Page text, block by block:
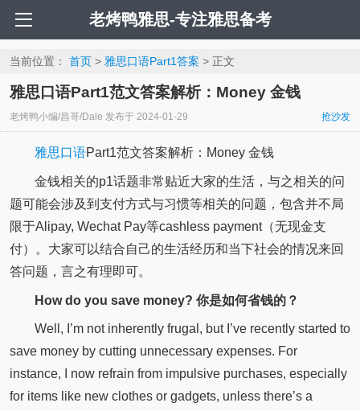
老烤鸭雅思-专注雅思备考
当前位置： 首页> 雅思口语Part1答案 > 正文
雅思口语Part1范文答案解析：Money 金钱
老烤鸭小编/昌哥/Dale 发布于 2024-01-29 抢沙发
雅思口语Part1范文答案解析：Money 金钱
金钱相关的p1话题非常贴近大家的生活，与之相关的问
题可能会涉及到支付方式与习惯等相关的问题，包含并不局
限于Alipay, Wechat Pay等cashless payment（无现金支
付）。大家可以结合自己的生活经历和当下社会的情况来回
答问题，言之有理即可。
How do you save money? 你是如何省钱的？
Well, I’m not inherently frugal, but I’ve recently started to
save money by cutting unnecessary expenses. For
instance, I now refrain from impulsive purchases, especially
for items like new clothes or gadgets, unless there’s a